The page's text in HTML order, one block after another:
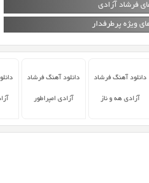
فرشاد آزادی
ویژه پرطرفدار
دانلود آهنگ فرشاد
آزادی هه و ناز
دانلود آهنگ فرشاد
آزادی امپراطور